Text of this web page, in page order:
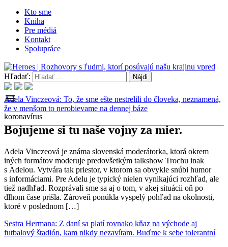
Kto sme
Kniha
Pre médiá
Kontakt
Spolupráce
Hľadať:
menu
koronavírus
Adela Vinczeová: To, že sme ešte nestrelili do človeka, neznamená,
že v menšom to nerobievame na dennej báze
Bojujeme si tu naše vojny za mier.
Adela Vinczeová je známa slovenská moderátorka, ktorá okrem
iných formátov moderuje predovšetkým talkshow Trochu inak
s Adelou. Vytvára tak priestor, v ktorom sa obvykle snúbi humor
s informáciami. Pre Adelu je typický nielen vynikajúci rozhľad, ale
tiež nadhľad. Rozprávali sme sa aj o tom, v akej situácii oň po
dlhom čase prišla. Zároveň ponúkla vyspelý pohľad na okolnosti,
ktoré v poslednom […]
Sestra Hermana: Z daní sa platí rovnako kňaz na východe aj
futbalový štadión, kam nikdy nezavítam. Buďme k sebe tolerantní